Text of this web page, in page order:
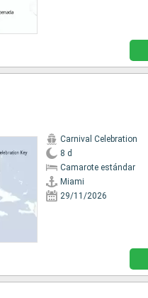
Carnival Celebration
8 d
Camarote estándar
Miami
29/11/2026